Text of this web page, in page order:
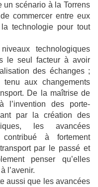
un scénario à la Torrens
commercer entre eux
technologie pour tout
technologiques
le seul facteur à avoir
des échanges ;
aux changements
De la maîtrise de
l’invention des porte-
par la création des
les avancées
à fortement
par le passé et
penser qu’elles
l’avenir.
aussi que les avancées